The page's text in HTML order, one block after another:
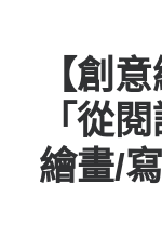
【創
「從
繪畫/